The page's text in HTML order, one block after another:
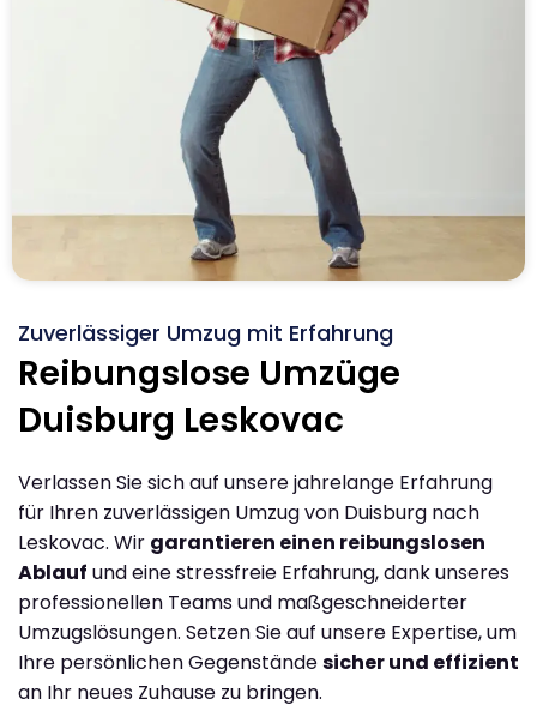
Zuverlässiger Umzug mit Erfahrung
Reibungslose Umzüge
Duisburg Leskovac
Verlassen Sie sich auf unsere jahrelange Erfahrung
für Ihren zuverlässigen Umzug von Duisburg nach
Leskovac. Wir garantieren einen reibungslosen
Ablauf und eine stressfreie Erfahrung, dank unseres
professionellen Teams und maßgeschneiderter
Umzugslösungen. Setzen Sie auf unsere Expertise, um
Ihre persönlichen Gegenständesicher und effizient
an Ihr neues Zuhause zu bringen.